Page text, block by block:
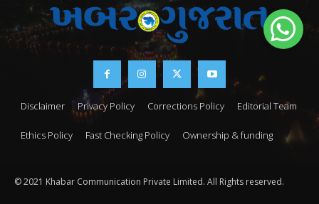
Disclaimer Privacy Policy Corrections Policy Editorial Team
Ethics Policy Fast Checking Policy Ownership & funding
© 2021 Khabar Communication Private Limited. All Rights reserved.